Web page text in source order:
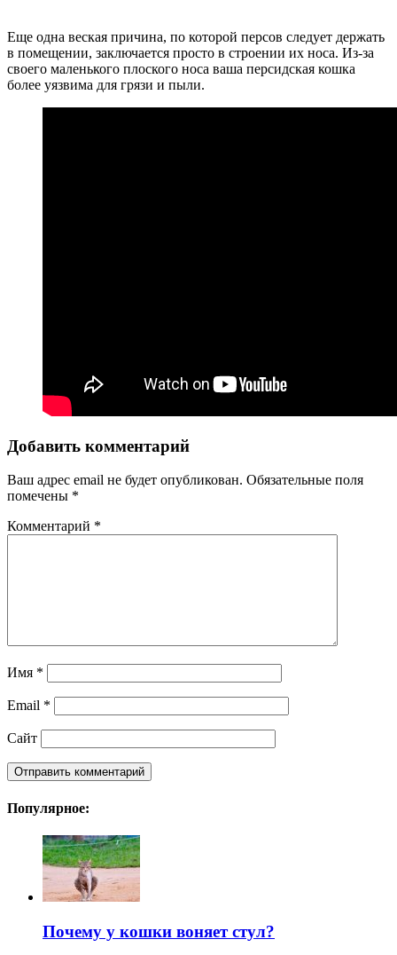
Еще одна веская причина, по которой персов следует держать
в помещении, заключается просто в строении их носа. Из-за
своего маленького плоского носа ваша персидская кошка
более уязвима для грязи и пыли.
Добавить комментарий
Ваш адрес email не будет опубликован. Обязательные поля
помечены *
Комментарий *
Имя *
Email *
Сайт
Популярное:
Почему у кошки воняет стул?